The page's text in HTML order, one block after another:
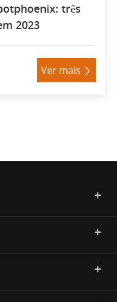
três
2023
Ver mais 